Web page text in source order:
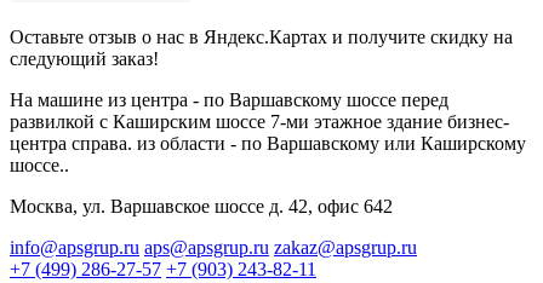
Оставьте отзыв о нас в Яндекс.Картах и получите скидку на
следующий заказ!
На машине из центра - по Варшавскому шоссе перед
развилкой с Каширским шоссе 7-ми этажное здание бизнес-
центра справа. из области - по Варшавскому или Каширскому
шоссе..
Москва, ул. Варшавское шоссе д. 42, офис 642
info@apsgrup.ru aps@apsgrup.ru zakaz@apsgrup.ru
+7 (499) 286-27-57 +7 (903) 243-82-11